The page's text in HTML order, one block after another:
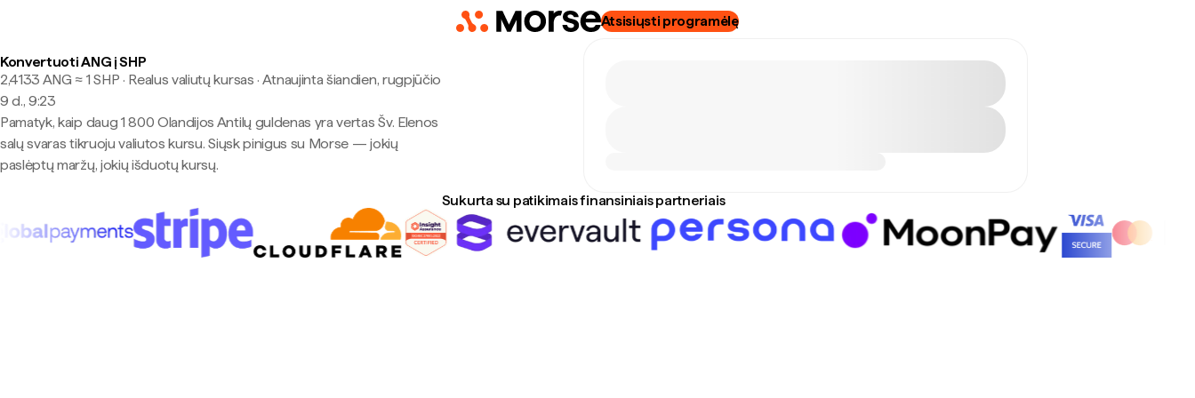
Atsisiųsti programėlę
Konvertuoti ANG į SHP
2,4133 ANG ≈ 1 SHP · Realus valiutų kursas · Atnaujinta šiandien, rugpjūčio
9 d., 9:23
Pamatyk, kaip daug 1 800 Olandijos Antilų guldenas yra vertas Šv. Elenos
salų svaras tikruoju valiutos kursu. Siųsk pinigus su Morse — jokių
paslėptų maržų, jokių išduotų kursų.
Sukurta su patikimais finansiniais partneriais